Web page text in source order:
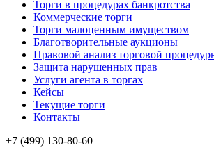
Торги в процедурах банкротства
Коммерческие торги
Торги малоценным имуществом
Благотворительные аукционы
Правовой анализ торговой
Защита нарушенных прав
Услуги агента в торгах
Кейсы
Текущие торги
Контакты
+7 (499) 130-80-60